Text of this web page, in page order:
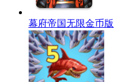
幕府帝国无限金币版